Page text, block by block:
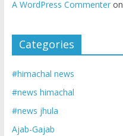
A WordPress Commenteron
Categories
#himachal news
#news himachal
#news jhula
Ajab-Gajab